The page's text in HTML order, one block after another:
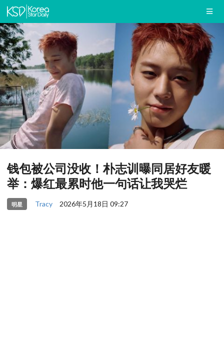
钱包被公司没收！朴志训曝同居好友暖
举：爆红最累时他一句话让我哭烂
明星 Tracy 2026年5月18日 09:27